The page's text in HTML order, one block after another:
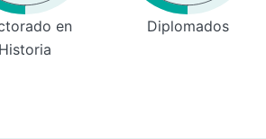
en
Historia
Diplomados